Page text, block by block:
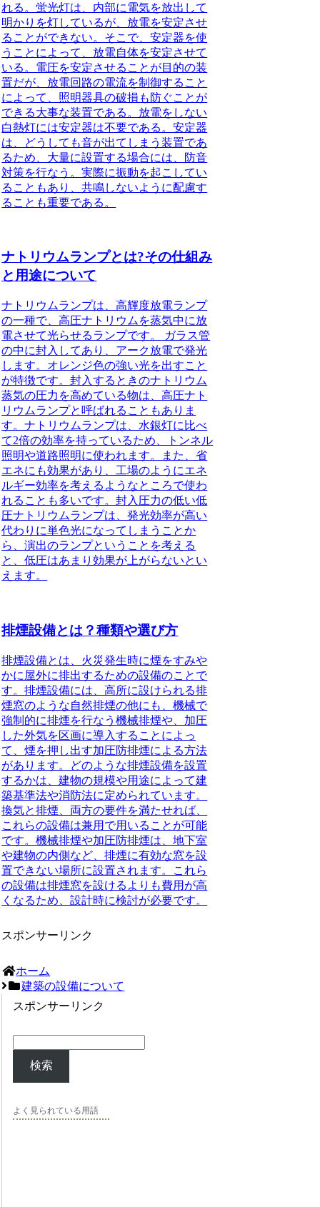
れる。蛍光灯は、内部に電気を放出して
明かりを灯しているが、放電を安定させ
ることができない。そこで、安定器を使
うことによって、放電自体を安定させて
いる。電圧を安定させることが目的の装
置だが、放電回路の電流を制御すること
によって、照明器具の破損も防ぐことが
できる大事な装置である。放電をしない
白熱灯には安定器は不要である。安定器
は、どうしても音が出てしまう装置であ
るため、大量に設置する場合には、防音
対策を行なう。実際に振動を起こしてい
ることもあり、共鳴しないように配慮す
ることも重要である。
ナトリウムランプとは?その仕組み
と用途について
ナトリウムランプは、高輝度放電ランプ
の一種で、高圧ナトリウムを蒸気中に放
電させて光らせるランプです。
ガラス管
の中に封入してあり、アーク放電で発光
します。オレンジ色の強い光を出すこと
が特徴です。封入するときのナトリウム
蒸気の圧力を高めている物は、高圧ナト
リウムランプと呼ばれることもありま
す。ナトリウムランプは、水銀灯に比べ
て2倍の効率を持っているため、トンネル
照明や道路照明に使われます。また、省
エネにも効果があり、工場のようにエネ
ルギー効率を考えるようなところで使わ
れることも多いです。封入圧力の低い低
圧ナトリウムランプは、発光効率が高い
代わりに単色光になってしまうことか
ら、演出のランプということを考える
と、低圧はあまり効果が上がらないとい
えます。
排煙設備とは？種類や選び方
排煙設備とは、火災発生時に煙をすみや
かに屋外に排出するための設備のことで
す。排煙設備には、高所に設けられる排
煙窓のような自然排煙の他にも、機械で
強制的に排煙を行なう機械排煙や、加圧
した外気を区画に導入することによっ
て、煙を押し出す加圧防排煙による方法
があります。どのような排煙設備を設置
するかは、建物の規模や用途によって建
築基準法や消防法に定められています。
換気と排煙、両方の要件を満たせれば、
これらの設備は兼用で用いることが可能
です。機械排煙や加圧防排煙は、地下室
や建物の内側など、排煙に有効な窓を設
置できない場所に設置されます。これら
の設備は排煙窓を設けるよりも費用が高
くなるため、設計時に検討が必要です。
スポンサーリンク
ホーム
建築の設備について
スポンサーリンク
検索
よく見られている用語